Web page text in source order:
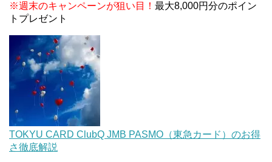
※週末のキャンペーンが狙い目！ 最大8,000円分のポイン
トプレゼント
TOKYU CARD ClubQ JMB PASMO（東急カード）のお得
さ徹底解説